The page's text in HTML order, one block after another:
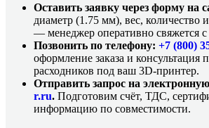
Оставить заявку через форму на
диаметр (1.75 мм), вес, количество
— менеджер оперативно свяжется
Позвонить по телефону: +7 (800)
оформление заказа и консультация
расходников под ваш 3D-принтер.
Отправить запрос на
r.ru. Подготовим счёт, ТДС,
информацию по совместимости.